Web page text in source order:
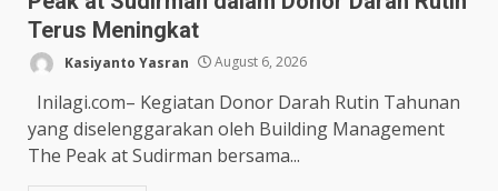
Terus Meningkat
Kasiyanto Yasran August 6, 2026
Inilagi.com– Kegiatan Donor Darah Rutin Tahunan
yang diselenggarakan oleh Building Management
The Peak at Sudirman bersama...